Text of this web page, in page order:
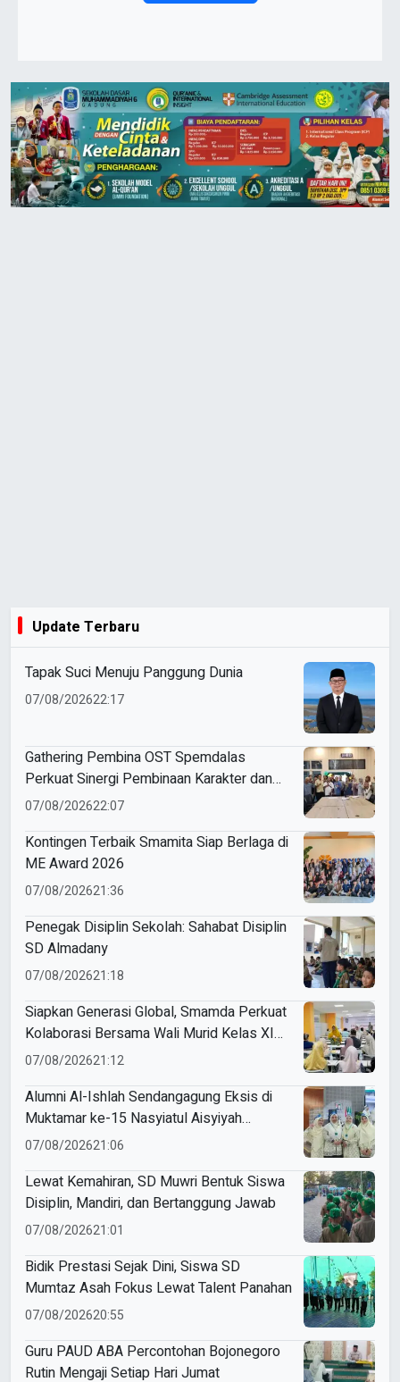
Update Terbaru
Tapak Suci Menuju Panggung Dunia
07/08/202622:17
Gathering Pembina OST Spemdalas
Perkuat Sinergi Pembinaan Karakter dan
Prestasi Siswa
07/08/202622:07
Kontingen Terbaik Smamita Siap Berlaga di
ME Award 2026
07/08/202621:36
Penegak Disiplin Sekolah: Sahabat Disiplin
SD Almadany
07/08/202621:18
Siapkan Generasi Global, Smamda Perkuat
Kolaborasi Bersama Wali Murid Kelas XI
Program Internasional
07/08/202621:12
Alumni Al-Ishlah Sendangagung Eksis di
Muktamar ke-15 Nasyiatul Aisyiyah
Surakarta
07/08/202621:06
Lewat Kemahiran, SD Muwri Bentuk Siswa
Disiplin, Mandiri, dan Bertanggung Jawab
07/08/202621:01
Bidik Prestasi Sejak Dini, Siswa SD
Mumtaz Asah Fokus Lewat Talent Panahan
07/08/202620:55
Guru PAUD ABA Percontohan Bojonegoro
Rutin Mengaji Setiap Hari Jumat